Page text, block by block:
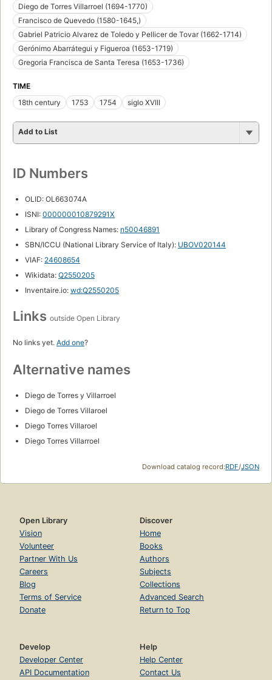
Diego de Torres Villarroel (1694-1770)
Francisco de Quevedo (1580-1645,)
Gabriel Patricio Alvarez de Toledo y Pellicer de Tovar (1662-1714)
Gerónimo Abarrátegui y Figueroa (1653-1719)
Gregoria Francisca de Santa Teresa (1653-1736)
TIME
18th century
1753 1754 siglo XVIII
Add to List
ID Numbers
OLID: OL663074A
ISNI: 000000010879291X
Library of Congress Names: n50046891
SBN/ICCU (National Library Service of Italy): UBOV020144
VIAF: 24608654
Wikidata: Q2550205
Inventaire.io: wd:Q2550205
Links outside Open Library
No links yet. Add one?
Alternative names
Diego de Torres y Villarroel
Diego de Torres Villaroel
Diego Torres Villaroel
Diego Torres Villarroel
Download catalog record:RDF/JSON
Open Library
Vision
Volunteer
Partner With Us
Careers
Blog
Terms of Service
Donate
Discover
Home
Books
Authors
Subjects
Collections
Advanced Search
Return to Top
Develop
Developer Center
API Documentation
Help
Help Center
Contact Us